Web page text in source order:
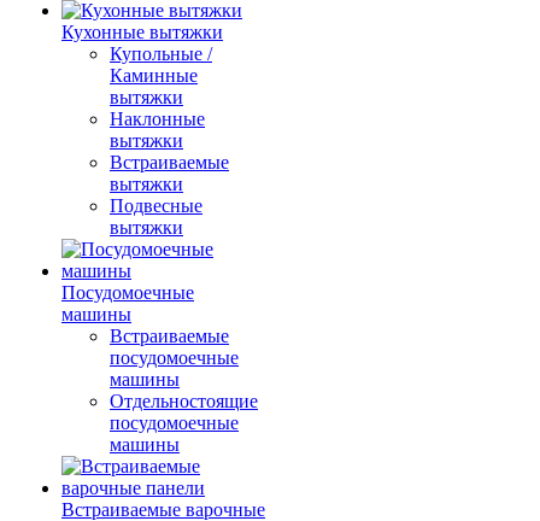
Кухонные вытяжки
Купольные /
Каминные
вытяжки
Наклонные
вытяжки
Встраиваемые
вытяжки
Подвесные
вытяжки
Посудомоечные
машины
Встраиваемые
посудомоечные
машины
Отдельностоящие
посудомоечные
машины
Встраиваемые варочные